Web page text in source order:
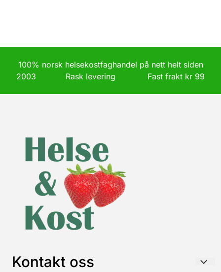
100% norsk helsekostfaghandel på nett helt siden
2003 Rask levering Fast frakt kr 99
Kontakt oss